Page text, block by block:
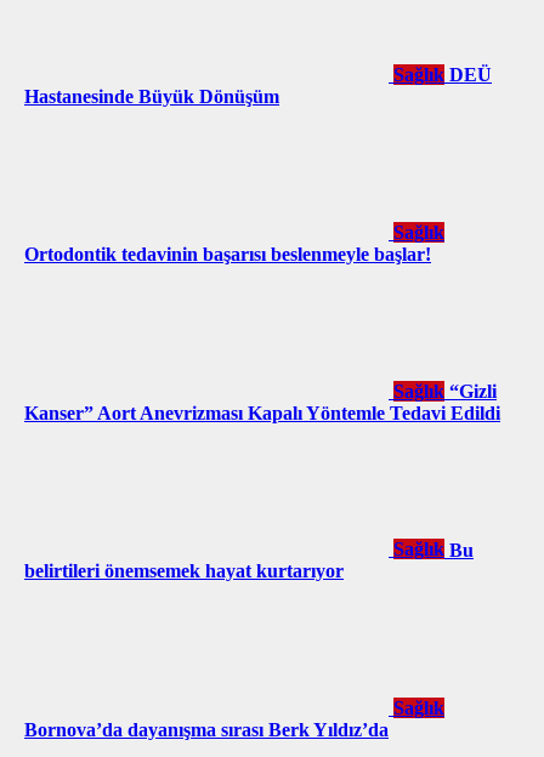
Sağlık DEÜ
Hastanesinde Büyük Dönüşüm
Sağlık
Ortodontik tedavinin başarısı beslenmeyle başlar!
Sağlık “Gizli
Kanser” Aort Anevrizması Kapalı Yöntemle Tedavi Edildi
Sağlık Bu
belirtileri önemsemek hayat kurtarıyor
Sağlık
Bornova’da dayanışma sırası Berk Yıldız’da